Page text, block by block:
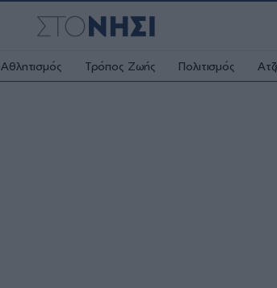
Αθλητισμός Τρόπος Ζωής Πολιτισμός